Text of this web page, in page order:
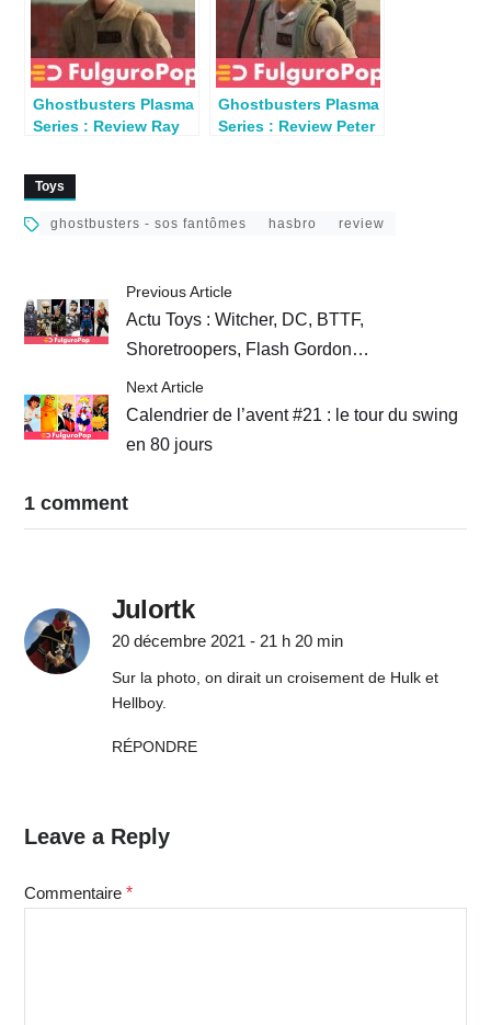
Ghostbusters Plasma
Series : Review Ray
Ghostbusters Plasma
Series : Review Peter
Toys
ghostbusters - sos fantômes hasbro review
Previous Article
Actu Toys : Witcher, DC, BTTF,
Shoretroopers, Flash Gordon…
Next Article
Calendrier de l’avent #21 : le tour du swing
en 80 jours
1 comment
Julortk
20 décembre 2021 - 21 h 20 min
Sur la photo, on dirait un croisement de Hulk et
Hellboy.
RÉPONDRE
Leave a Reply
Commentaire *